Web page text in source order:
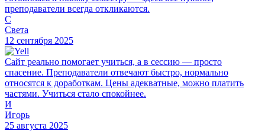
преподаватели всегда откликаются.
С
Света
12 сентября 2025
Сайт реально помогает учиться, а в сессию — просто
спасение. Преподаватели отвечают быстро, нормально
относятся к доработкам. Цены адекватные, можно платить
частями. Учиться стало спокойнее.
И
Игорь
25 августа 2025